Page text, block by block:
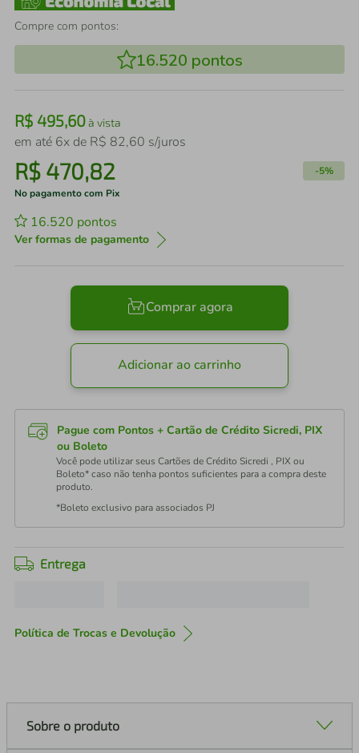
Compre com pontos:
16.520 pontos
R$ 495,60à vista
em até 6x de R$ 82,60 s/juros
R$ 470,82 -5%
No pagamento com Pix
16.520 pontos
Ver formas de pagamento
Comprar agora
Adicionar ao carrinho
Pague com Pontos + Cartão de Crédito Sicredi, PIX
ou Boleto
Você pode utilizar seus Cartões de Crédito Sicredi , PIX ou
Boleto* caso não tenha pontos suficientes para a compra deste
produto.
*Boleto exclusivo para associados PJ
Entrega
Política de Trocas e Devolução
Sobre o produto